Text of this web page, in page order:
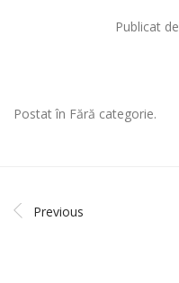
Publicat de
Postat în Fără categorie.
Previous